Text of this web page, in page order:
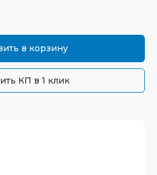
в корзину
КП в 1 клик